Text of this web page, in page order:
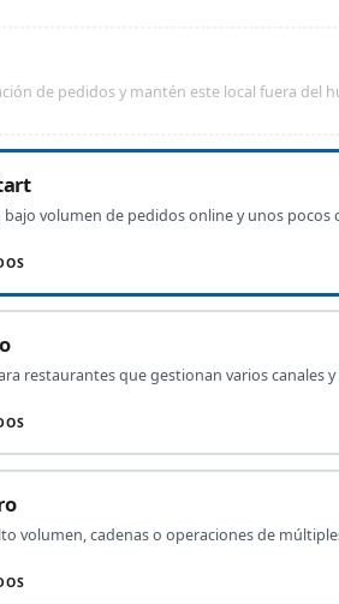
de pedidos y mantén este local fuera del
bajo volumen de pedidos online y unos pocos
restaurantes que gestionan varios canales
volumen, cadenas o operaciones de